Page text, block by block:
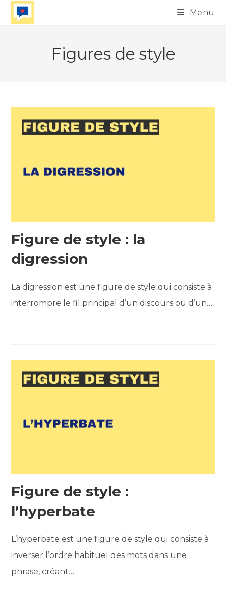
Skip
Menu
Figures de style
Figure de style : la
digression
La digression est une figure de style qui consiste à
interrompre le fil principal d’un discours ou d’un…
Figure de style :
l’hyperbate
L’hyperbate est une figure de style qui consiste à
inverser l’ordre habituel des mots dans une
phrase, créant…